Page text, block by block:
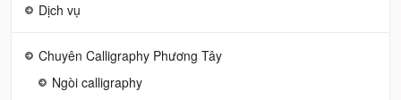
Dịch vụ
Chuyên Calligraphy Phương Tây
Ngòi calligraphy